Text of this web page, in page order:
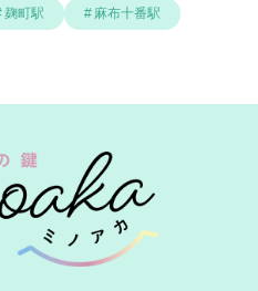
麹町駅 麻布十番駅